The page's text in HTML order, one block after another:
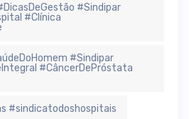
#Sindipar
#Clínica
#Sindipar
#CâncerDePróstata
#sindicatodoshospitais